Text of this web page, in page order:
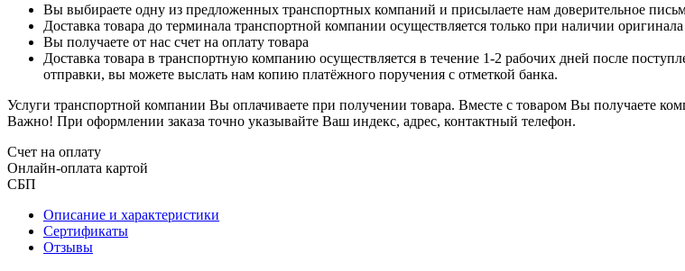
Вы выбираете одну из предложенных транспортных компаний и присылаете нам доверительное
Доставка товара до терминала транспортной компании осуществляется только при наличии
Вы получаете от нас счет на оплату товара
Доставка товара в транспортную компанию осуществляется в течение 1-2 рабочих дней после
отправки, вы можете выслать нам копию платёжного поручения с отметкой банка.
Услуги транспортной компании Вы оплачиваете при получении товара. Вместе с товаром Вы получаете
Важно! При оформлении заказа точно указывайте Ваш индекс, адрес, контактный телефон.
Счет на оплату
Онлайн-оплата картой
СБП
Описание и характеристики
Сертификаты
Отзывы